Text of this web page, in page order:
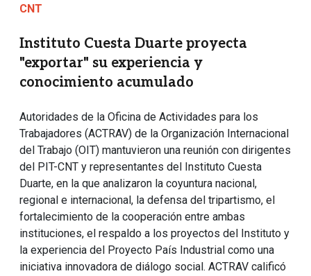
CNT
Instituto Cuesta Duarte proyecta
"exportar" su experiencia y
conocimiento acumulado
Autoridades de la Oficina de Actividades para los
Trabajadores (ACTRAV) de la Organización Internacional
del Trabajo (OIT) mantuvieron una reunión con dirigentes
del PIT-CNT y representantes del Instituto Cuesta
Duarte, en la que analizaron la coyuntura nacional,
regional e internacional, la defensa del tripartismo, el
fortalecimiento de la cooperación entre ambas
instituciones, el respaldo a los proyectos del Instituto y
la experiencia del Proyecto País Industrial como una
iniciativa innovadora de diálogo social. ACTRAV calificó